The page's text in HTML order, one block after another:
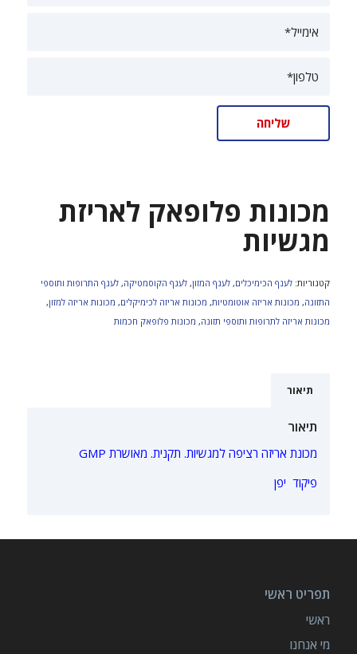
מכונות פלופאק לאריזת
מגשיות
קטגוריות: לענף הכימיכלים, לענף המזון, לענף הקוסמטיקה, לענף התרופות ותוספי
התזונה, מכונות אריזה אוטומטיות, מכונות אריזה לכימיקלים, מכונות אריזה למזון,
מכונות אריזה לתרופות ותוספי תזונה, מכונות פלופאק חכמות
תיאור
תיאור
מכונת אריזה רציפה למגשיות. תקנית. מאושרת GMP
פיקוד יפן
תפריט ראשי
ראשי
מי אנחנו